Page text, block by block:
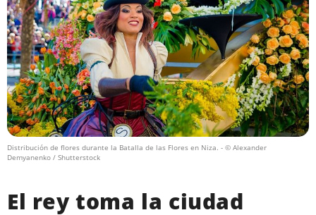
Distribución de flores durante la Batalla de las Flores en Niza. - © Alexander
Demyanenko / Shutterstock
El rey toma la ciudad